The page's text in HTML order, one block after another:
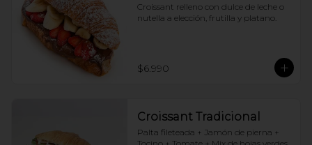
Croissant relleno con dulce de leche o
nutella a elección, frutilla y platano.
$6.990
Croissant Tradicional
Palta fileteada + Jamón de pierna +